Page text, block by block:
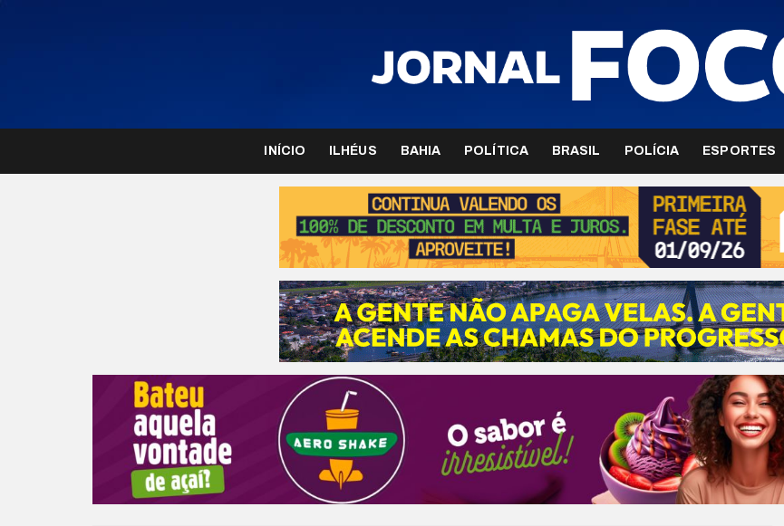
INÍCIO ILHÉUS BAHIA POLÍTICA BRASIL POLÍCIA ESPORTES